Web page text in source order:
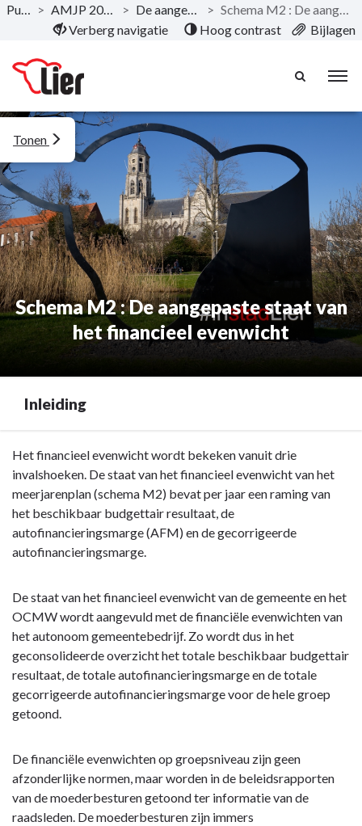
Naar hoofdinhoud
Publicaties > AMJP 2020-2025 - Juni 2021 > De aangepaste financiële nota >
Schema M2 : De aangepaste staat van het financieel evenwicht
Verberg navigatie
Hoog contrast Bijlagen
Schema M2 : De aangepaste staat van
het financieel evenwicht
Tonen
Inleiding
Terug
naar
navigatie
Schema
M2
De
aangepaste
staat
het
financieel
evenwicht
Het financieel evenwicht wordt bekeken vanuit drie
invalshoeken. De staat van het financieel evenwicht van het
meerjarenplan (schema M2) bevat per jaar een raming van
het beschikbaar budgettair resultaat, de
autofinancieringsmarge (AFM) en de gecorrigeerde
autofinancieringsmarge.
De staat van het financieel evenwicht van de gemeente en het
OCMW wordt aangevuld met de financiële evenwichten van
het autonoom gemeentebedrijf. Zo wordt dus in het
geconsolideerde overzicht het totale beschikbaar budgettair
resultaat, de totale autofinancieringsmarge en de totale
gecorrigeerde autofinancieringsmarge voor de hele groep
getoond.
De financiële evenwichten op groepsniveau zijn geen
afzonderlijke normen, maar worden in de beleidsrapporten
van de moederbesturen getoond ter informatie van de
raadsleden. De moederbesturen zijn immers